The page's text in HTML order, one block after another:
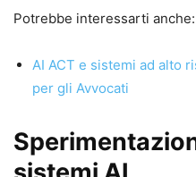
ISBN:
978-88-916-
Maggioli Cloud, con
anche quando cambiano
volume da tenere sulla
Potrebbe interessarti anche:
AI ACT e sistemi ad alto
per gli Avvocati